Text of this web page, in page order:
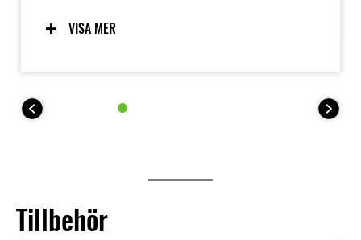
låg vikt, smidighet och centraliserad viktfördelning i
åtanke, ger utmärkt känsla och skapar förtroende
VISA MER
Tillbehör